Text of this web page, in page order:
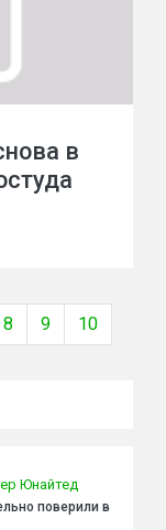
в
8 9 10
Юнайтед
поверили в